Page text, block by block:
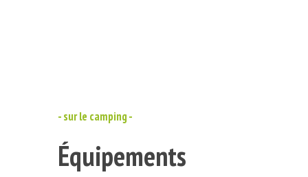
- sur le camping -
Équipements